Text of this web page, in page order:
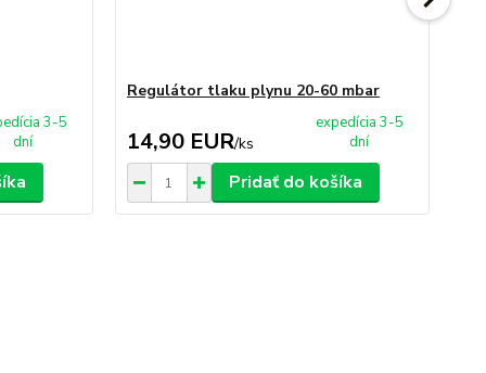
3-5
dní
Regulátor tlaku plynu 20-60 mbar
14,90 EUR/ks
expedícia 3-5
dní
Pridať do košíka